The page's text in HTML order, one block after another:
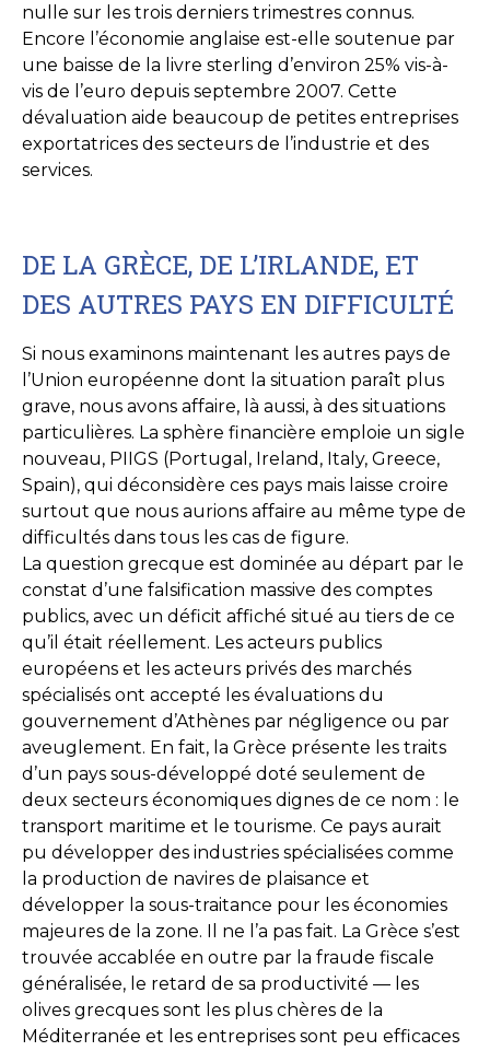
nulle sur les trois derniers trimestres connus.
Encore l’économie anglaise est-elle soutenue par
une baisse de la livre sterling d’environ 25% vis-à-
vis de l’euro depuis septembre 2007. Cette
dévaluation aide beaucoup de petites entreprises
exportatrices des secteurs de l’industrie et des
services.
DE LA GRÈCE, DE L’IRLANDE, ET
DES AUTRES PAYS EN DIFFICULTÉ
Si nous examinons maintenant les autres pays de
l’Union européenne dont la situation paraît plus
grave, nous avons affaire, là aussi, à des situations
particulières. La sphère financière emploie un sigle
nouveau, PIIGS (Portugal, Ireland, Italy, Greece,
Spain), qui déconsidère ces pays mais laisse croire
surtout que nous aurions affaire au même type de
difficultés dans tous les cas de figure.
La question grecque est dominée au départ par le
constat d’une falsification massive des comptes
publics, avec un déficit affiché situé au tiers de ce
qu’il était réellement. Les acteurs publics
européens et les acteurs privés des marchés
spécialisés ont accepté les évaluations du
gouvernement d’Athènes par négligence ou par
aveuglement. En fait, la Grèce présente les traits
d’un pays sous-développé doté seulement de
deux secteurs économiques dignes de ce nom : le
transport maritime et le tourisme. Ce pays aurait
pu développer des industries spécialisées comme
la production de navires de plaisance et
développer la sous-traitance pour les économies
majeures de la zone. Il ne l’a pas fait. La Grèce s’est
trouvée accablée en outre par la fraude fiscale
généralisée, le retard de sa productivité — les
olives grecques sont les plus chères de la
Méditerranée et les entreprises sont peu efficaces